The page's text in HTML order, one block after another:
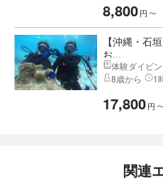
8,800円 〜
【沖縄・石
お...
体験ダイビ
8歳から
1
17,800円
関連